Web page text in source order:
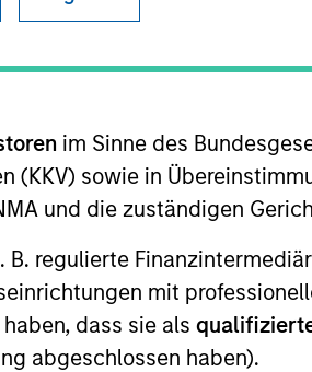
im Sinne des
(KKV) sowie in
und die zuständigen
B. regulierte
mit
dass sie als
abgeschlossen haben).
companies
trust CMX's
them achieve
for food
supply chain
platform.
Morgan